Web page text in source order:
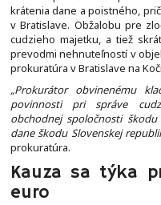
krátenia dane a poistného,
v Bratislave. Obžalobu pre
cudzieho majetku, a tiež
prevodmi nehnuteľností v
prokuratúra v Bratislave na
„Prokurátor obvinenému
povinnosti pri správe
obchodnej spoločnosti
dane škodu Slovenskej
prokuratúra.
Kauza sa týka
euro